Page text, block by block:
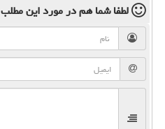
لطفا شما همدر مورد این مطلب